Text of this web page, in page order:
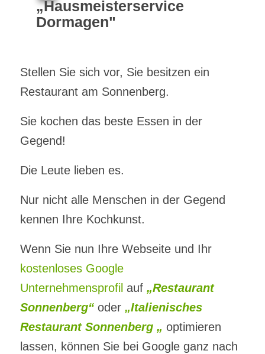
„Hausmeisterservice
Dormagen"
Stellen Sie sich vor, Sie besitzen ein
Restaurant am Sonnenberg.
Sie kochen das beste Essen in der
Gegend!
Die Leute lieben es.
Nur nicht alle Menschen in der Gegend
kennen Ihre Kochkunst.
Wenn Sie nun Ihre Webseite und Ihr
kostenloses Google
Unternehmensprofil auf „Restaurant
Sonnenberg“oder „Italienisches
Restaurant Sonnenberg „ optimieren
lassen, können Sie bei Google ganz nach